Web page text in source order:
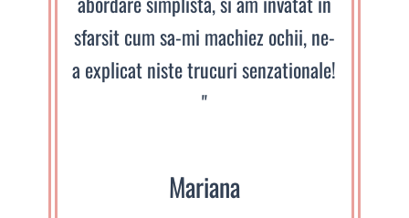
sfarsit cum sa-mi machiez ochii, ne-
a explicat niste trucuri senzationale!
"
Mariana